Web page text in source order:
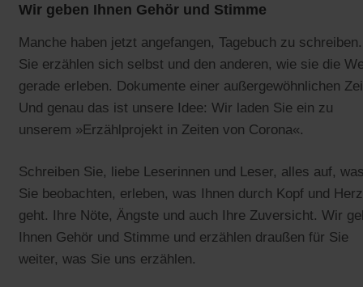
Wir geben Ihnen Gehör und Stimme
Manche haben jetzt angefangen, Tagebuch zu schreiben.
Sie erzählen sich selbst und den anderen, wie sie die
gerade erleben. Dokumente einer außergewöhnlichen
Und genau das ist unsere Idee: Wir laden Sie ein zu
unserem »Erzählprojekt in Zeiten von Corona«.
Schreiben Sie, liebe Leserinnen und Leser, alles auf,
Sie beobachten, erleben, was Ihnen durch Kopf und Herz
geht. Ihre Nöte, Ängste und auch Ihre Zuversicht. Wir
Ihnen Gehör und Stimme und erzählen draußen für Sie
weiter, was Sie uns erzählen.